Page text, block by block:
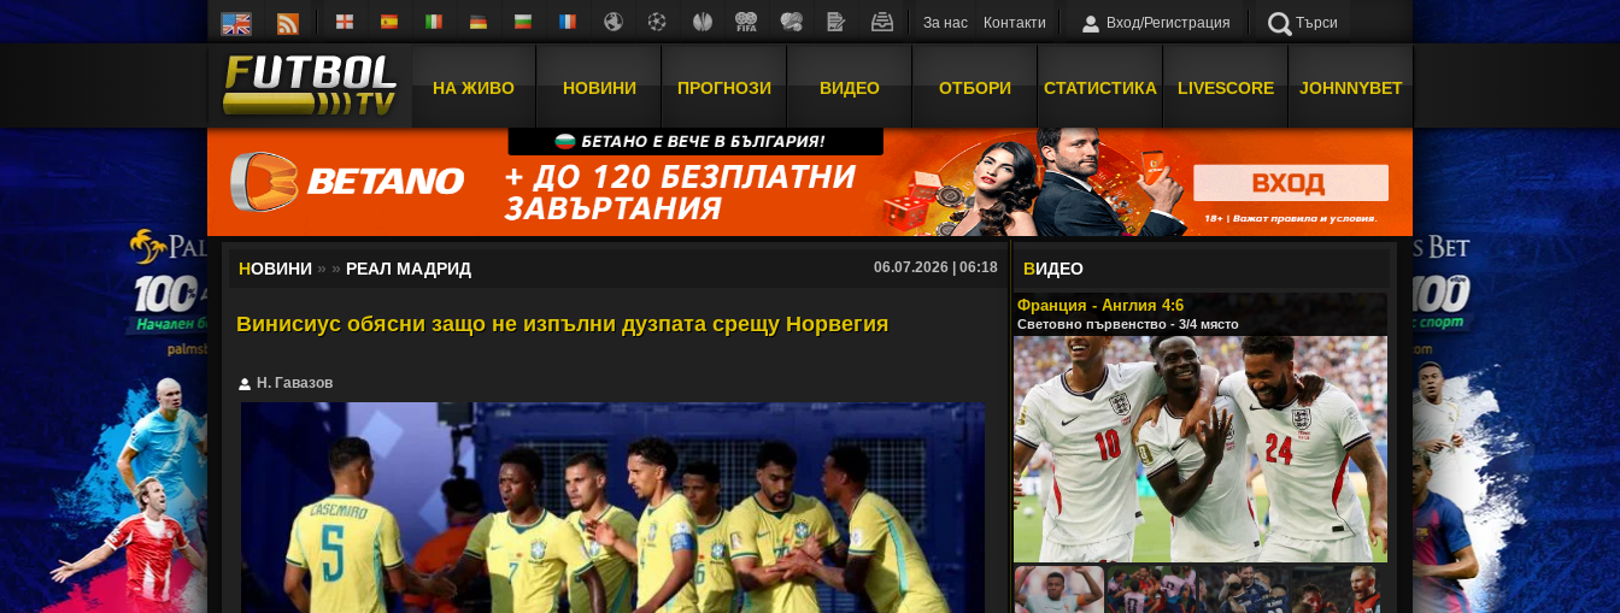
За нас Контакти Вход/Регистрация Търси
НА ЖИВО НОВИНИ ПРОГНОЗИ ВИДЕО ОТБОРИ СТАТИСТИКА LIVESCORE JOHNNYBET
НОВИНИ » » РЕАЛ МАДРИД 06.07.2026 | 06:18
Винисиус обясни защо не изпълни дузпата срещу Норвегия
Н. Гавазов
ВИДЕО
Франция - Англия 4:6
Световно първенство - 3/4 място